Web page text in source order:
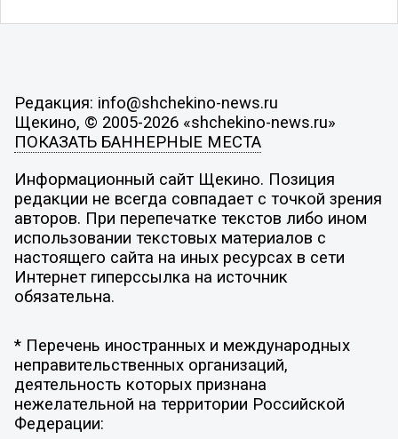
Редакция: info@shchekino-news.ru
Щекино, © 2005-2026 «shchekino-news.ru»
ПОКАЗАТЬ БАННЕРНЫЕ МЕСТА
Информационный сайт Щекино. Позиция
редакции не всегда совпадает с точкой зрения
авторов. При перепечатке текстов либо ином
использовании текстовых материалов с
настоящего сайта на иных ресурсах в сети
Интернет гиперссылка на источник
обязательна.
* Перечень иностранных и международных
неправительственных организаций,
деятельность которых признана
нежелательной на территории Российской
Федерации: